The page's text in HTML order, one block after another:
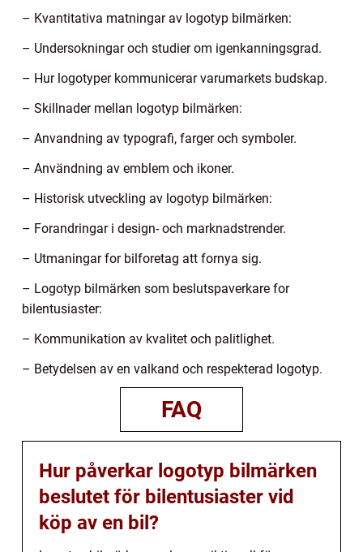
– Kvantitativa matningar av logotyp bilmärken:
– Undersokningar och studier om igenkanningsgrad.
– Hur logotyper kommunicerar varumarkets budskap.
– Skillnader mellan logotyp bilmärken:
– Anvandning av typografi, farger och symboler.
– Användning av emblem och ikoner.
– Historisk utveckling av logotyp bilmärken:
– Forandringar i design- och marknadstrender.
– Utmaningar for bilforetag att fornya sig.
– Logotyp bilmärken som beslutspaverkare for
bilentusiaster:
– Kommunikation av kvalitet och palitlighet.
– Betydelsen av en valkand och respekterad logotyp.
FAQ
Hur påverkar logotyp bilmärken
beslutet för bilentusiaster vid
köp av en bil?